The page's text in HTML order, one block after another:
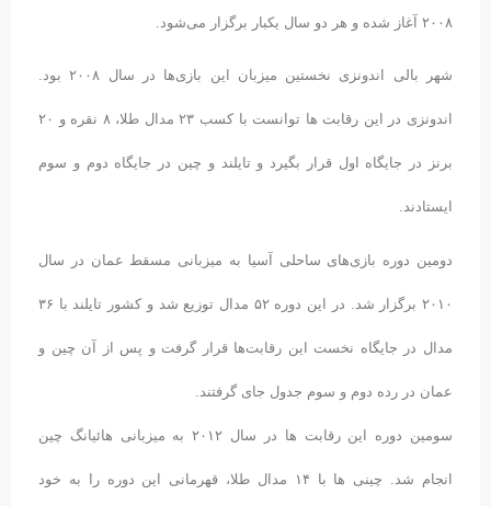
۲۰۰۸ آغاز شده و هر دو سال یکبار برگزار می‌شود.
شهر بالی اندونزی نخستین میزبان این بازی‌ها در سال ۲۰۰۸ بود.
اندونزی در این رقابت ها توانست با کسب ۲۳ مدال طلا، ۸ نقره و ۲۰
برنز در جایگاه اول قرار بگیرد و تایلند و چین در جایگاه دوم و سوم
ایستادند.
دومین دوره بازی‌های ساحلی آسیا به میزبانی مسقط عمان در سال
۲۰۱۰ برگزار شد. در این دوره ۵۲ مدال توزیع شد و کشور تایلند با ۳۶
مدال در جایگاه نخست این رقابت‌ها قرار گرفت و پس از آن چین و
عمان در رده دوم و سوم جدول جای گرفتند.
سومین دوره این رقابت ها در سال ۲۰۱۲ به میزبانی هائیانگ چین
انجام شد. چینی ها با ۱۴ مدال طلا، قهرمانی این دوره را به خود